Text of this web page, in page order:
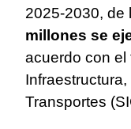
2025-2030, de
millones se
acuerdo con el
Transportes